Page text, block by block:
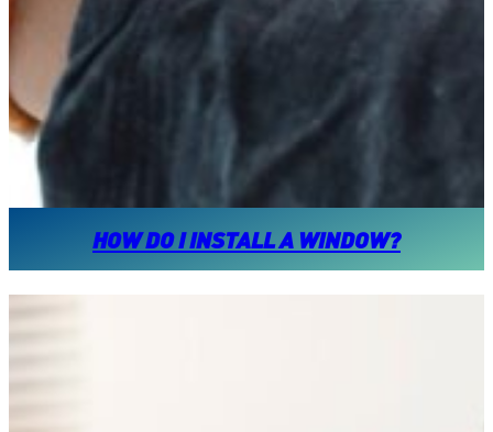
HOW DO I INSTALL A WINDOW?